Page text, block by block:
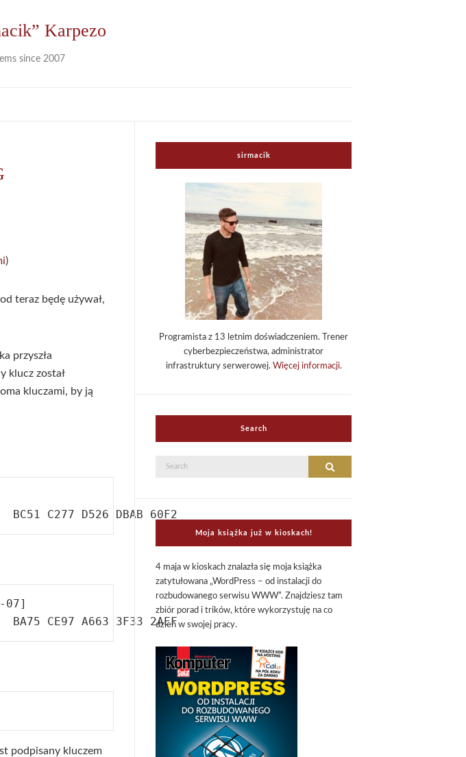
Karpezo
since 2007
)
teraz będę używał,
przyszła
klucz został
kluczami, by ją
07]
podpisany kluczem
sirmacik
Programista z 13 letnim doświadczeniem. Trener
cyberbezpieczeństwa, administrator
infrastruktury serwerowej. Więcej informacji.
Search
Search
Search
Moja książka już w kioskach!
4 maja w kioskach znalazła się moja książka
zatytułowana „WordPress – od instalacji do
rozbudowanego serwisu WWW”. Znajdziesz tam
zbiór porad i trików, które wykorzystuję na co
dzień w swojej pracy.